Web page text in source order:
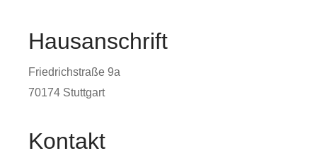
Hausanschrift
Friedrichstraße 9a
70174 Stuttgart
Kontakt